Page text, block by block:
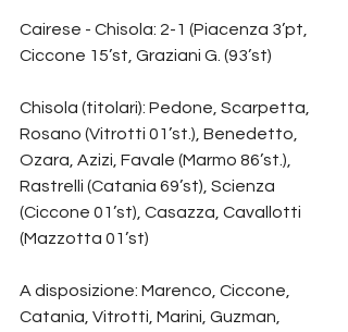
Cairese - Chisola: 2-1 (Piacenza 3’pt,
Ciccone 15’st, Graziani G. (93’st)
Chisola (titolari): Pedone, Scarpetta,
Rosano (Vitrotti 01’st.), Benedetto,
Ozara, Azizi, Favale (Marmo 86’st.),
Rastrelli (Catania 69’st), Scienza
(Ciccone 01’st), Casazza, Cavallotti
(Mazzotta 01’st)
A disposizione: Marenco, Ciccone,
Catania, Vitrotti, Marini, Guzman,